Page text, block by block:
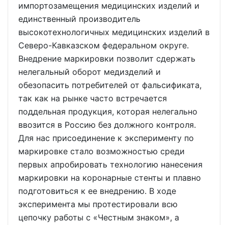
импортозамещения медицинских изделий и
единственный производитель
высокотехнологичных медицинских изделий в
Северо-Кавказском федеральном округе.
Внедрение маркировки позволит сдержать
нелегальный оборот медизделий и
обезопасить потребителей от фальсификата,
так как на рынке часто встречается
поддельная продукция, которая нелегально
ввозится в Россию без должного контроля.
Для нас присоединение к эксперименту по
маркировке стало возможностью среди
первых апробировать технологию нанесения
маркировки на коронарные стенты и плавно
подготовиться к ее внедрению. В ходе
эксперимента мы протестировали всю
цепочку работы с «Честным знаком», а